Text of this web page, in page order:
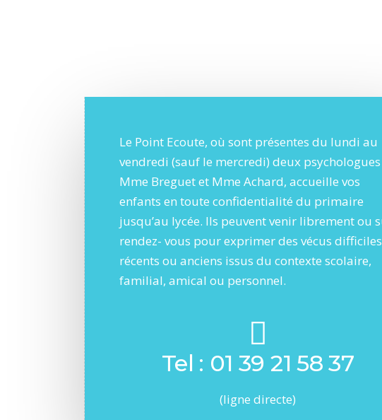
Le Point Ecoute, où sont présentes du lundi au
vendredi (sauf le mercredi) deux psychologues
Mme Breguet et Mme Achard, accueille vos
enfants en toute confidentialité du primaire
jusqu’au lycée. Ils peuvent venir librement ou
rendez- vous pour exprimer des vécus difficiles
récents ou anciens issus du contexte scolaire,
familial, amical ou personnel.
Tel : 01 39 21 58 37
(ligne directe)